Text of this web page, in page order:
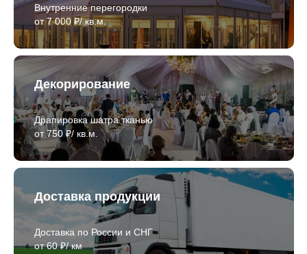
Внутренние перегородки
от 7 000 ₽/ кв.м.
Декорирование
Драпировка шатра тканью
от 750 ₽/ кв.м.
Доставка продукции
Доставка по России и СНГ
от 60 ₽/ км